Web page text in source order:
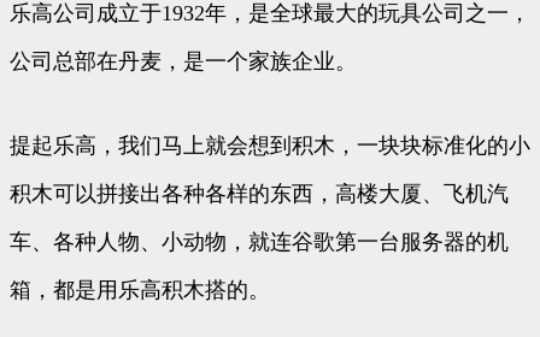
乐高公司成立于1932年，是全球最大的玩具公司之一，
公司总部在丹麦，是一个家族企业。
提起乐高，我们马上就会想到积木，一块块标准化的小
积木可以拼接出各种各样的东西，高楼大厦、飞机汽
车、各种人物、小动物，就连谷歌第一台服务器的机
箱，都是用乐高积木搭的。